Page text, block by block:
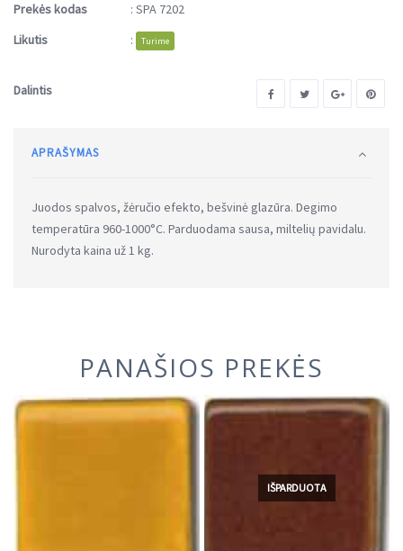
Prekės kodas
: SPA 7202
Likutis
: Turime
Dalintis
APRAŠYMAS
Juodos spalvos, žėručio efekto, bešvinė glazūra. Degimo
temperatūra 960-1000°C. Parduodama sausa, miltelių pavidalu.
Nurodyta kaina už 1 kg.
PANAŠIOS PREKĖS
IŠPARDUOTA